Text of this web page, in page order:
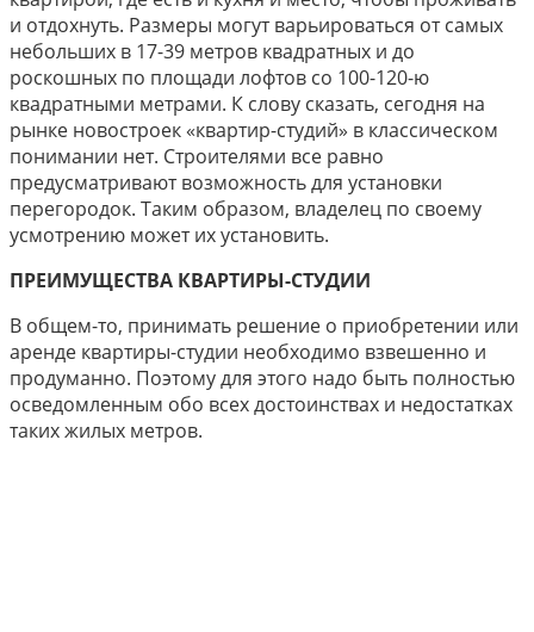
и отдохнуть. Размеры могут варьироваться от самых
небольших в 17-39 метров квадратных и до
роскошных по площади лофтов со 100-120-ю
квадратными метрами. К слову сказать, сегодня на
рынке новостроек «квартир-студий» в классическом
понимании нет. Строителями все равно
предусматривают возможность для установки
перегородок. Таким образом, владелец по своему
усмотрению может их установить.
ПРЕИМУЩЕСТВА КВАРТИРЫ-СТУДИИ
В общем-то, принимать решение о приобретении или
аренде квартиры-студии необходимо взвешенно и
продуманно. Поэтому для этого надо быть полностью
осведомленным обо всех достоинствах и недостатках
таких жилых метров.